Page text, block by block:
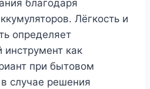
благодаря
Лёгкость и
определяет
инструмент как
при бытовом
случае решения